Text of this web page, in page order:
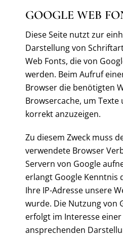
GOOGLE WEB
Diese Seite nutzt zur
Darstellung von
Web Fonts, die von
werden. Beim Aufruf
Browser die benötigten
Browsercache, um
korrekt anzuzeigen.
Zu diesem Zweck muss
verwendete Browser
Servern von Google
erlangt Google Kenntnis
Ihre IP-Adresse unsere
wurde. Die Nutzung von
erfolgt im Interesse
ansprechenden